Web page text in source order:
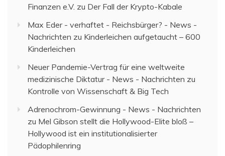
Finanzen e.V. zu Der Fall der Krypto-Kabale
Max Eder - verhaftet - Reichsbürger? - News -
Nachrichten zu Kinderleichen aufgetaucht – 600
Kinderleichen
Neuer Pandemie-Vertrag für eine weltweite
medizinische Diktatur - News - Nachrichten zu
Kontrolle von Wissenschaft & Big Tech
Adrenochrom-Gewinnung - News - Nachrichten
zu Mel Gibson stellt die Hollywood-Elite bloß –
Hollywood ist ein institutionalisierter
Pädophilenring